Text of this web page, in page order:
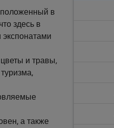
в
здесь в
и травы,
а также